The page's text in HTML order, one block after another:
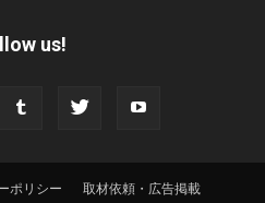
us!
ポリシー
取材依頼・広告掲載